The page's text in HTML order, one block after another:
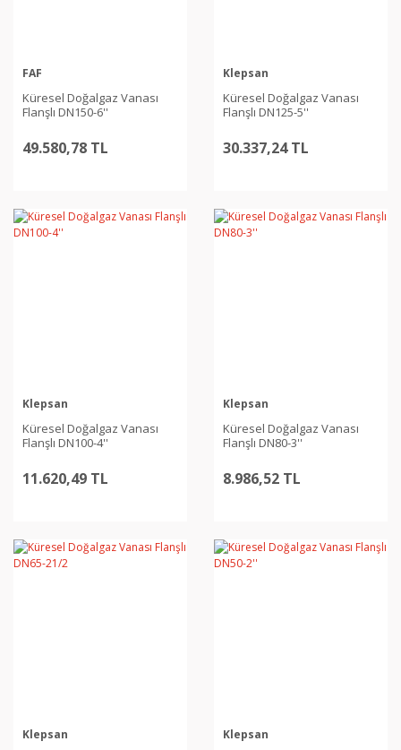
FAF
Küresel Doğalgaz Vanası
Flanşlı DN150-6''
49.580,78 TL
Klepsan
Küresel Doğalgaz Vanası
Flanşlı DN125-5''
30.337,24 TL
Klepsan
Küresel Doğalgaz Vanası
Flanşlı DN100-4''
11.620,49 TL
Klepsan
Küresel Doğalgaz Vanası
Flanşlı DN80-3''
8.986,52 TL
Klepsan Klepsan